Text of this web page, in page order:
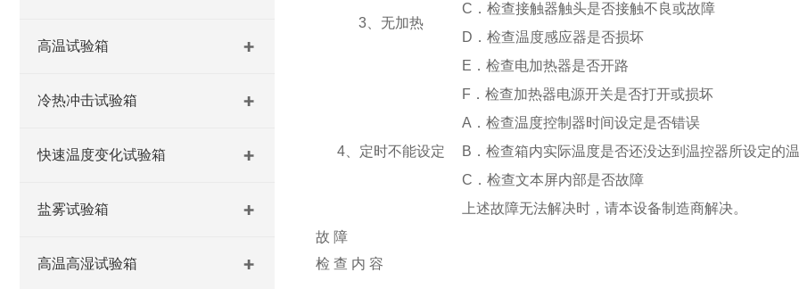
高温试验箱
冷热冲击试验箱
快速温度变化试验箱
盐雾试验箱
高温高湿试验箱
3、无加热
C ． 检查接触器触头是否接触不良或故障
D ． 检查温度感应器是否损坏
E．检查电加热器是否开路
F． 检查加热器电源开关是否打开或损坏
4、定时不能设定
A．检查温度控制器时间设定是否错误
B ．检查箱内实际温度是否还没达到温控器所设定的
C ．检查文本屏内部是否故障
上述故障无法解决时，请本设备制造商解决。
故 障
检 查 内 容